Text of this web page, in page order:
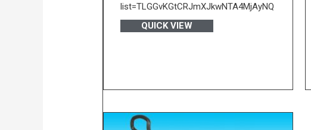
list=TLGGvKGtCRJmXJkwNTA4MjAyNQ
QUICK VIEW